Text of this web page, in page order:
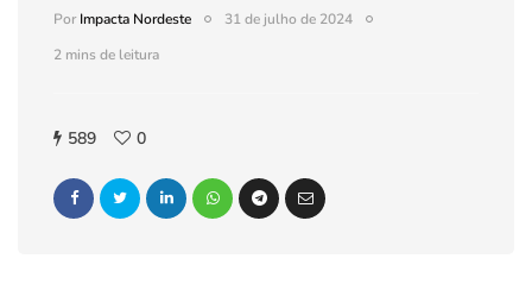
PorImpacta Nordeste
31 de julho de 2024
2 mins de leitura
589 0